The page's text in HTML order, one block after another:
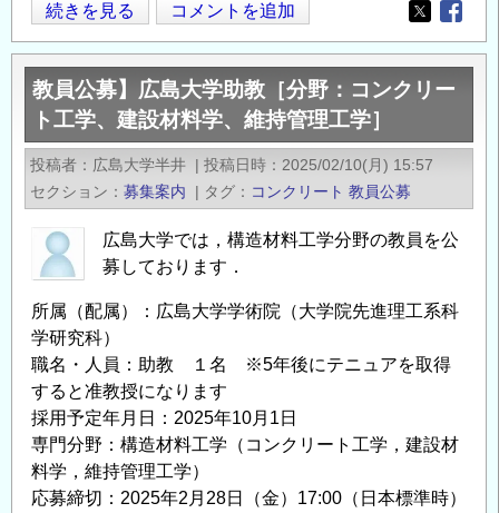
【補
助
金】
原
子
力
規
制
人
材
成
事
業
の
公
募
（原
続きを見る コメントを追加
Opens in
教員公募】広島大学助教［分野：コンクリー
ト工学、建設材料学、維持管理工学］
投稿者 広島大学半井 | 投稿日時
2025/02/10(月) 15:57
セクション
募集案内 | タグ コンクリート 教員公募
広島大学では，構造材料工学分野の教員を公
募しております．
所属（配属）：広島大学学術院（大学院先進理工系科
学研究科）
職名・人員：助教 １名 ※5年後にテニュアを取得
すると准教授になります
採用予定年月日：2025年10月1日
専門分野：構造材料工学（コンクリート工学，建設材
料学，維持管理工学）
応募締切：2025年2月28日（金）17:00（日本標準時）